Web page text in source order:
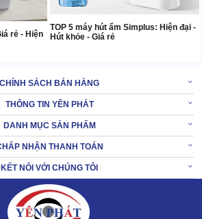
rẻ - Hiện
TOP 5 máy hút ẩm Simplus: Hiện đại -
Hút khỏe - Giá rẻ
CHÍNH SÁCH BÁN HÀNG
THÔNG TIN YÊN PHÁT
DANH MỤC SẢN PHẨM
NHẬN THANH TOÁN
KẾT NỐI VỚI CHÚNG TÔI